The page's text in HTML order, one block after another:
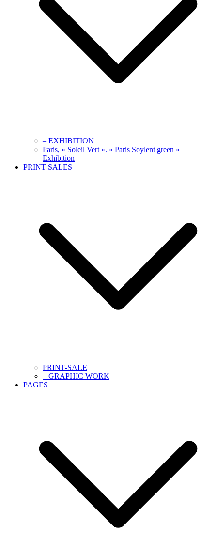
– EXHIBITION
Paris, « Soleil Vert ». « Paris Soylent green »
Exhibition
PRINT SALES
PRINT-SALE
– GRAPHIC WORK
PAGES